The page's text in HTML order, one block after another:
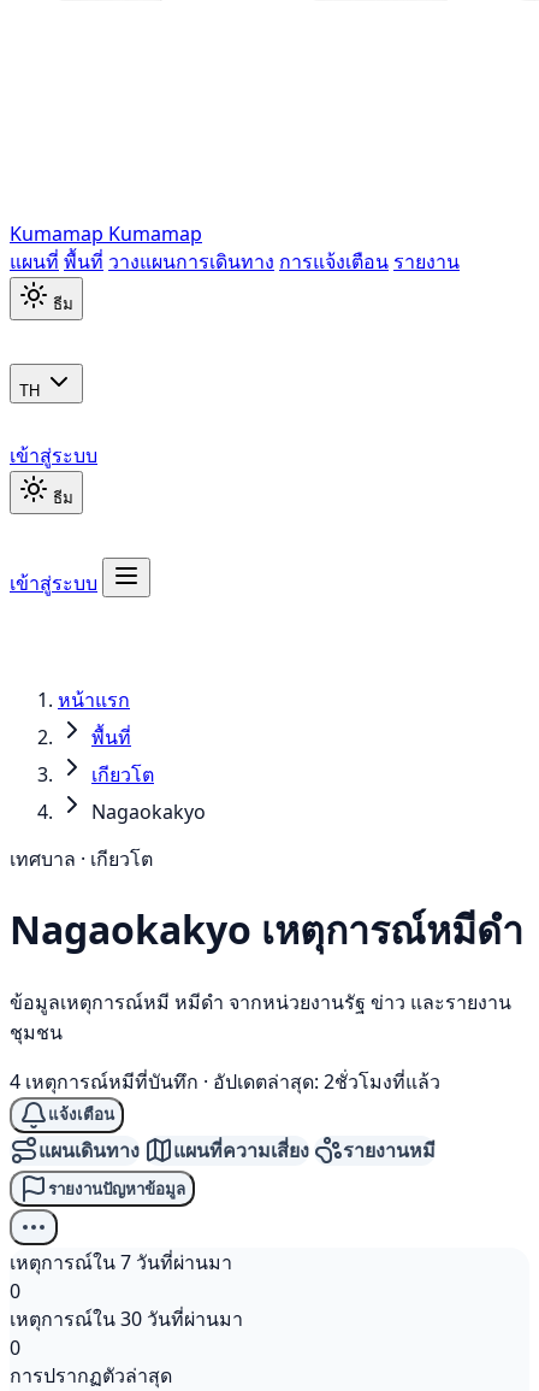
Kumamap Kumamap
แผนที่ พื้นที่ วางแผนการเดินทาง การแจ้งเตือน รายงาน
ธีม
TH
เข้าสู่ระบบ
ธีม
เข้าสู่ระบบ
หน้าแรก
พื้นที่
เกียวโต
Nagaokakyo
เทศบาล · เกียวโต
Nagaokakyo เหตุการณ์หมีดำ
ข้อมูลเหตุการณ์หมี หมีดำ จากหน่วยงานรัฐ ข่าว และรายงาน
ชุมชน
4 เหตุการณ์หมีที่บันทึก · อัปเดตล่าสุด: 2ชั่วโมงที่แล้ว
แจ้งเตือน
แผนเดินทาง แผนที่ความเสี่ยง รายงานหมี
รายงานปัญหาข้อมูล
เหตุการณ์ใน 7 วันที่ผ่านมา
0
เหตุการณ์ใน 30 วันที่ผ่านมา
0
การปรากฏตัวล่าสุด